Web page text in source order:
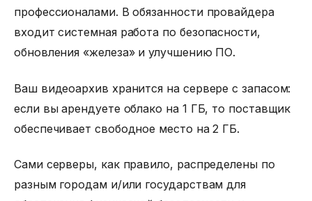
профессионалами. В обязанности провайдера
входит системная работа по безопасности,
обновления «железа» и улучшению ПО.
Ваш видеоархив хранится на сервере с запасом:
если вы арендуете облако на 1 ГБ, то поставщик
обеспечивает свободное место на 2 ГБ.
Сами серверы, как правило, распределены по
разным городам и/или государствам для